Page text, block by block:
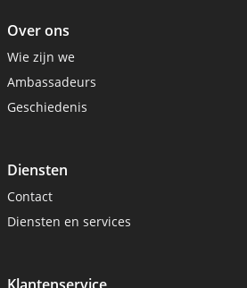
Over ons
Wie zijn we
Ambassadeurs
Geschiedenis
Diensten
Contact
Diensten en services